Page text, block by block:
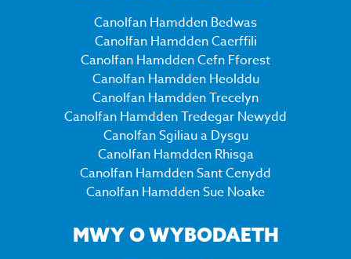
Canolfan Hamdden Bedwas
Canolfan Hamdden Caerffili
Canolfan Hamdden Cefn Fforest
Canolfan Hamdden Heolddu
Canolfan Hamdden Trecelyn
Canolfan Hamdden Tredegar Newydd
Canolfan Sgiliau a Dysgu
Canolfan Hamdden Rhisga
Canolfan Hamdden Sant Cenydd
Canolfan Hamdden Sue Noake
MWY O WYBODAETH